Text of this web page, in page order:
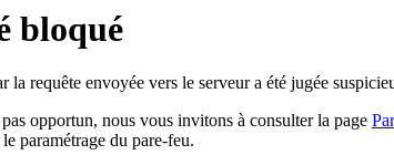
bloqué
requête envoyée vers le serveur a été jugée
opportun, nous vous invitons à consulter la page
paramétrage du pare-feu.